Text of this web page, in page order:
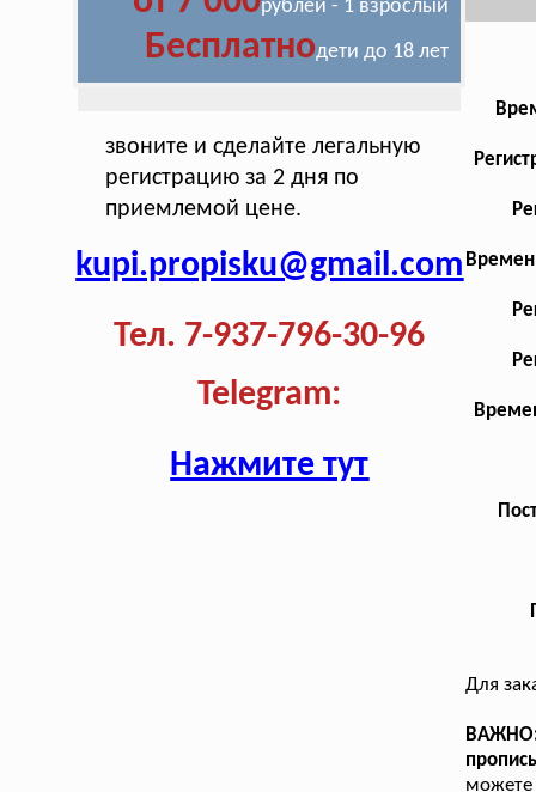
рублей - 1 взрослый
Бесплатнодети до 18 лет
звоните и сделайте легальную
регистрацию за 2 дня по
приемлемой цене.
kupi.propisku@gmail.com
Тел. 7-937-796-30-96
Telegram:
Нажмите тут
Для
можете